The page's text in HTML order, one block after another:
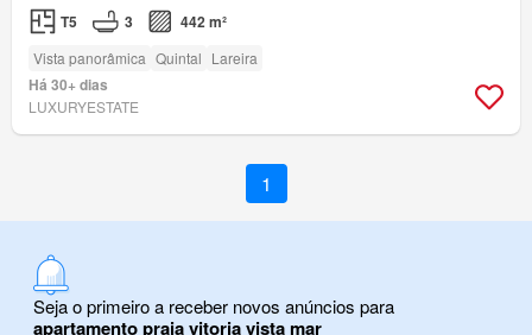
T5 3 442 m²
Vista panorâmica Quintal Lareira
Há 30+ dias
LUXURYESTATE
1
Seja o primeiro a receber novos anúncios para
apartamento praia vitoria vista mar